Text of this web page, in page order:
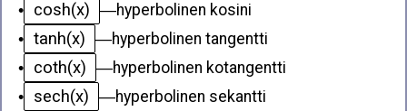
•
cosh(x) —hyperbolinen kosini
• tanh(x) —hyperbolinen tangentti
•
coth(x) —hyperbolinen kotangentti
•
sech(x) —hyperbolinen sekantti